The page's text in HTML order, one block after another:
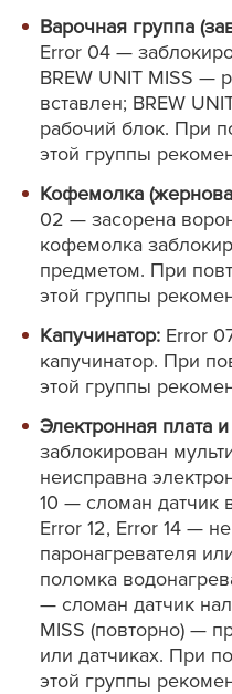
Варочная группа
Error 04 —
BREW UNIT MISS —
вставлен; BREW
рабочий блок. При
этой группы
Кофемолка
02 — засорена
кофемолка
предметом. При
этой группы
Капучинатор: Error
капучинатор. При
этой группы
Электронная плата
заблокирован
неисправна
10 — сломан датчик
Error 12, Error 14 —
паронагревателя
поломка
— сломан датчик
MISS (повторно) —
или датчиках. При
этой группы